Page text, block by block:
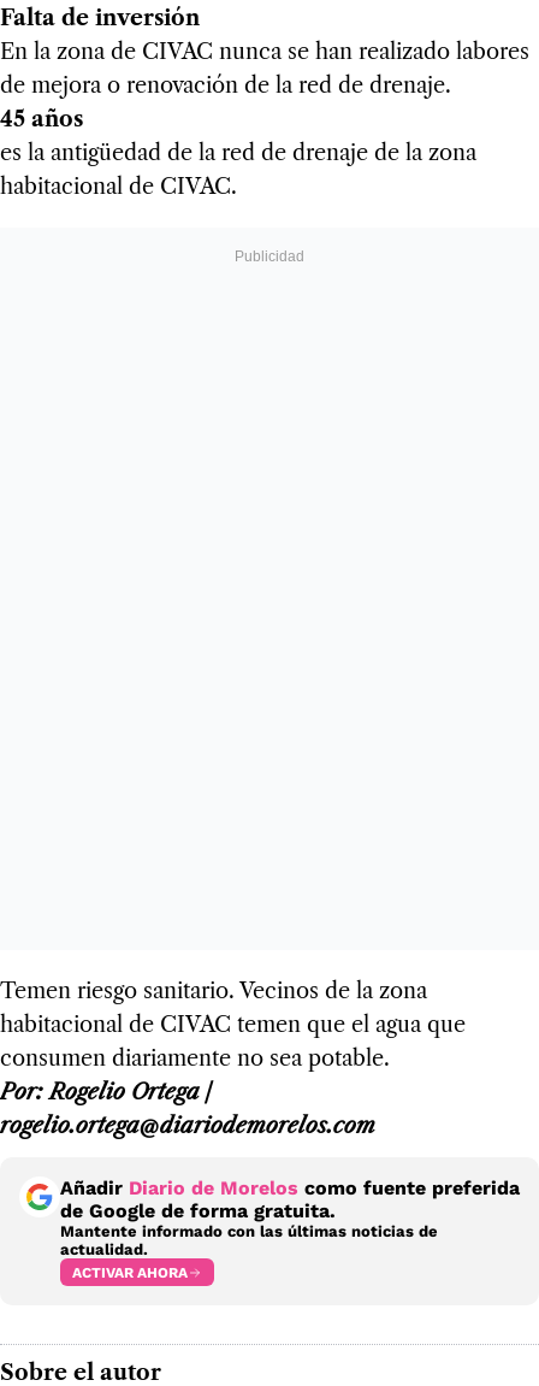
Falta de inversión
En la zona de CIVAC nunca se han realizado labores
de mejora o renovación de la red de drenaje.
45 años
es la antigüedad de la red de drenaje de la zona
habitacional de CIVAC.
Temen riesgo sanitario. Vecinos de la zona
habitacional de CIVAC temen que el agua que
consumen diariamente no sea potable.
Por: Rogelio Ortega /
rogelio.ortega@diariodemorelos.com
Añadir Diario de Morelos como fuente preferida
de Google de forma gratuita.
Mantente informado con las últimas noticias de
actualidad.
ACTIVAR AHORA
Sobre el autor